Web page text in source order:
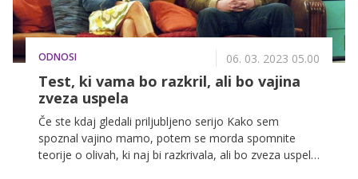
ODNOSI 06. 03. 2023 05.00
Test, ki vama bo razkril, ali bo vajina
zveza uspela
Če ste kdaj gledali priljubljeno serijo Kako sem
spoznal vajino mamo, potem se morda spomnite
teorije o olivah, ki naj bi razkrivala, ali bo zveza uspela